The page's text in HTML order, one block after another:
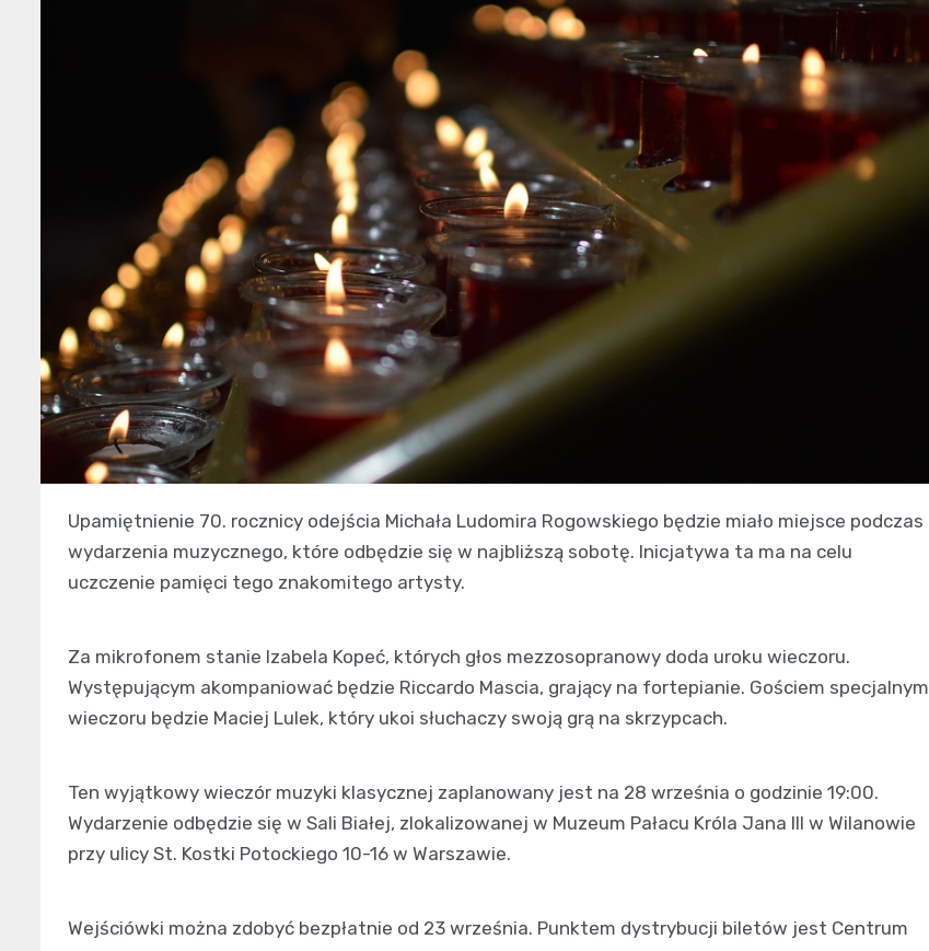
Upamiętnienie 70. rocznicy odejścia Michała Ludomira Rogowskiego będzie miało miejsce podczas
wydarzenia muzycznego, które odbędzie się w najbliższą sobotę. Inicjatywa ta ma na celu
uczczenie pamięci tego znakomitego artysty.
Za mikrofonem stanie Izabela Kopeć, których głos mezzosopranowy doda uroku wieczoru.
Występującym akompaniować będzie Riccardo Mascia, grający na fortepianie. Gościem specjalnym
wieczoru będzie Maciej Lulek, który ukoi słuchaczy swoją grą na skrzypcach.
Ten wyjątkowy wieczór muzyki klasycznej zaplanowany jest na 28 września o godzinie 19:00.
Wydarzenie odbędzie się w Sali Białej, zlokalizowanej w Muzeum Pałacu Króla Jana III w Wilanowie
przy ulicy St. Kostki Potockiego 10-16 w Warszawie.
Wejściówki można zdobyć bezpłatnie od 23 września. Punktem dystrybucji biletów jest Centrum